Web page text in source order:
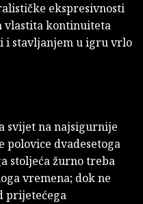
ekspresivnosti
vlastita kontinuiteta
i stavljanjem u igru vrlo
svijet na najsigurnije
polovice dvadesetoga
stoljeća žurno treba
vremena; dok ne
prijetećega